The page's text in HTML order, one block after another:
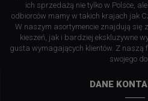
ich sprzedażą nie tylko w Polsce,
odbiorców mamy w takich krajach jak
W naszym asortymencie znajdują się
kieszeń, jak i bardziej ekskluzywne
gusta wymagających klientów. Z
swojego
DANE